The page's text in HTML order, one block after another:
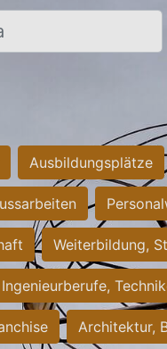
Ausbildungsplätze
Weiterbildung,
Ingenieurberufe,
Architektur,